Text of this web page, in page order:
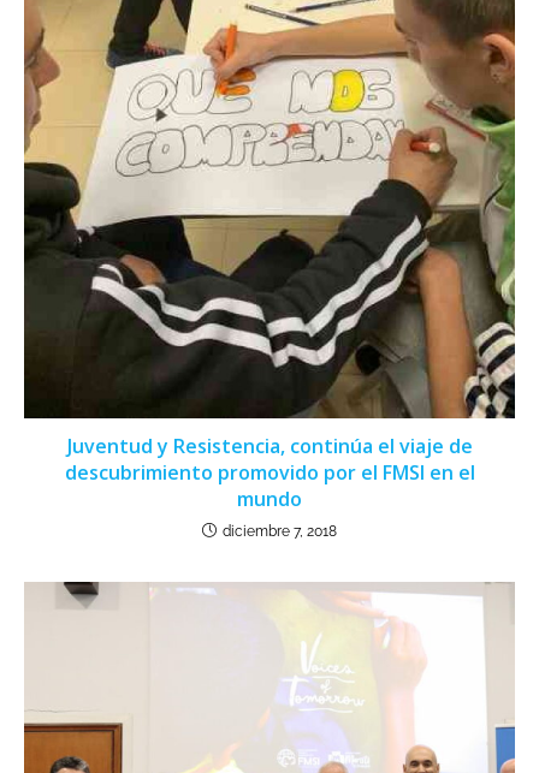
Juventud y Resistencia, continúa el viaje de
descubrimiento promovido por el FMSI en el
mundo
diciembre 7, 2018